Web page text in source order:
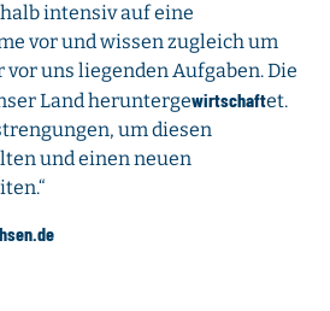
intensiv auf eine
vor und wissen zugleich um
uns liegenden Aufgaben. Die
Land heruntergewirtschaftet.
um diesen
und einen neuen